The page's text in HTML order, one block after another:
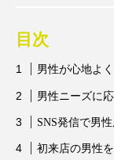
ウェルビーイング
エクソソーム
カカイオイル
目次
男性が心地よ
男性ニーズに
SNS発信で男
初来店の男性